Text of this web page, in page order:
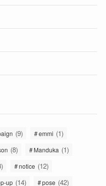
(9) emmi (1)
(8) Manduka (1)
notice (12)
up (14) pose (42)